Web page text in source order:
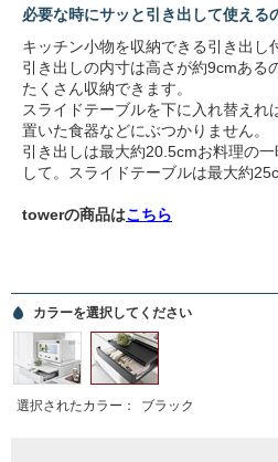
必要な時にサッと引き出して使える
キッチン小物を収納できる引き出し
引き出しの内寸は高さが約9cmある
たくさん収納できます。
スライドテーブルを下に入れ替えれ
置いた食器などにぶつかりません。
引き出しは最大約20.5cmお料理の
して。スライドテーブルは最大約
towerの商品はこちら
カラーを選択してください
選択されたカラー： ブラック